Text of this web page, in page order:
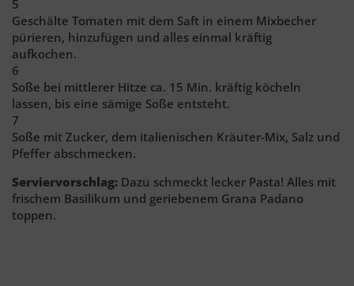
5
Geschälte Tomaten mit dem Saft in einem Mixbecher
pürieren, hinzufügen und alles einmal kräftig
aufkochen.
6
Soße bei mittlerer Hitze ca. 15 Min. kräftig köcheln
lassen, bis eine sämige Soße entsteht.
7
Soße mit Zucker, dem italienischen Kräuter-Mix, Salz und
Pfeffer abschmecken.
Serviervorschlag: Dazu schmeckt lecker Pasta! Alles mit
frischem Basilikum und geriebenem Grana Padano
toppen.